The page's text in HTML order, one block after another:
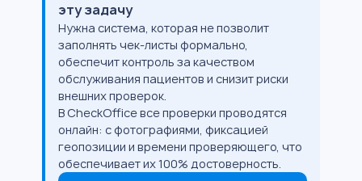
эту задачу
Нужна система, которая не позволит
заполнять чек-листы формально,
обеспечит контроль за качеством
обслуживания пациентов и снизит риски
внешних проверок.
В CheckOffice все проверки проводятся
онлайн: с фотографиями, фиксацией
геопозиции и времени проверяющего, что
обеспечивает их 100% достоверность.